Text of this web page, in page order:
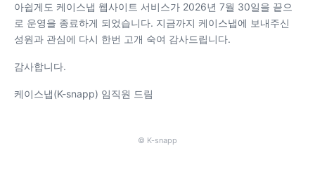
아쉽게도 케이스냅 웹사이트 서비스가 2026년 7월 30일을 끝으
로 운영을 종료하게 되었습니다. 지금까지 케이스냅에 보내주신
성원과 관심에 다시 한번 고개 숙여 감사드립니다.
감사합니다.
케이스냅(K-snapp) 임직원 드림
© K-snapp